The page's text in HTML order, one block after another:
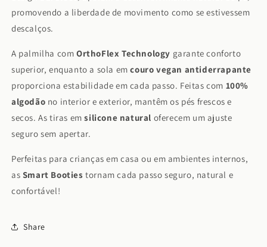
promovendo a liberdade de movimento como se estivessem
descalços.
A palmilha com OrthoFlex Technology garante conforto
superior, enquanto a sola emcouro vegan antiderrapante
proporciona estabilidade em cada passo. Feitas com 100%
algodão no interior e exterior, mantêm os pés frescos e
secos. As tiras emsilicone natural oferecem um ajuste
seguro sem apertar.
Perfeitas para crianças em casa ou em ambientes internos,
as Smart Booties tornam cada passo seguro, natural e
confortável!
Share